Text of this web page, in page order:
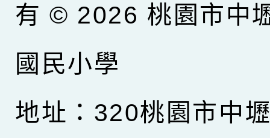
有 © 2026 桃園市中
國民小學
地址：320桃園市中